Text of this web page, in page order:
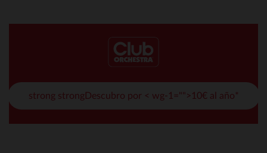
strong strongDescubro por < wg-1="">10€ al año*